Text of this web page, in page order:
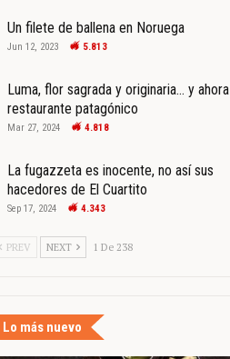
Un filete de ballena en Noruega
Jun 12, 2023 5.813
Luma, flor sagrada y originaria… y ahora
restaurante patagónico
Mar 27, 2024 4.818
La fugazzeta es inocente, no así sus
hacedores de El Cuartito
Sep 17, 2024 4.343
PREV NEXT 1 De 238
Lo más nuevo